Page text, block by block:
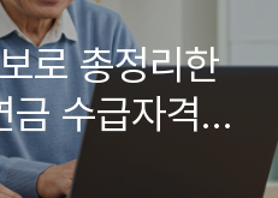
로 총정리한
수급자격
)